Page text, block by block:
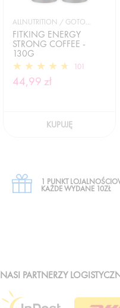
ALLNUTRITION / GOTOWANIE I DIETA
FITKING ENERGY
STRONG COFFEE -
130G
101
44,99 zł
KUPUJĘ
1 PUNKT
KAŻDE WYDANE 10ZŁ
NASI PARTNERZY